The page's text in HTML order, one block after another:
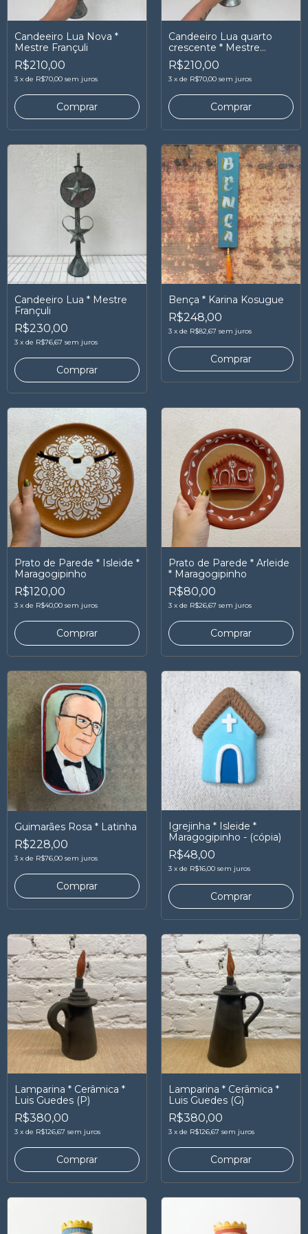
Candeeiro Lua Nova *
Mestre Françuli
R$210,00
3 x de R$70,00 sem juros
Candeeiro Lua quarto
crescente * Mestre
Françuli
R$210,00
3 x de R$70,00 sem juros
Candeeiro Lua * Mestre
Françuli
R$230,00
3 x de R$76,67 sem juros
Bença * Karina Kosugue
R$248,00
3 x de R$82,67 sem juros
Prato de Parede * Isleide *
Maragogipinho
R$120,00
3 x de R$40,00 sem juros
Prato de Parede * Arleide
* Maragogipinho
R$80,00
3 x de R$26,67 sem juros
Guimarães Rosa * Latinha
R$228,00
3 x de R$76,00 sem juros
Igrejinha * Isleide *
Maragogipinho - (cópia)
R$48,00
3 x de R$16,00 sem juros
Lamparina * Cerâmica *
Luis Guedes (P)
R$380,00
3 x de R$126,67 sem juros
Lamparina * Cerâmica *
Luis Guedes (G)
R$380,00
3 x de R$126,67 sem juros